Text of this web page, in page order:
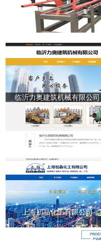
临沂力奥建筑机械有限公司
上海初晶化工有限公司